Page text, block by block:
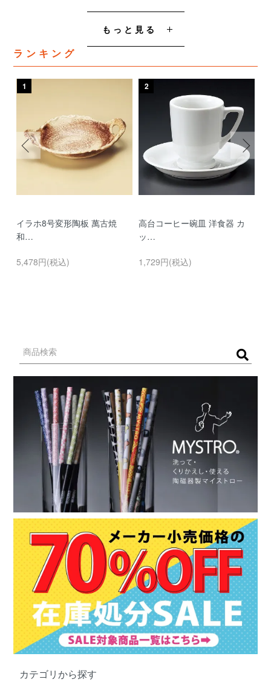
カテゴリから探す
もっと見る
ランキング
1
イラホ8号変形陶板 萬古焼
和…
5,478円(税込)
2
高台コーヒー碗皿 洋食器 カ
ッ…
1,729円(税込)